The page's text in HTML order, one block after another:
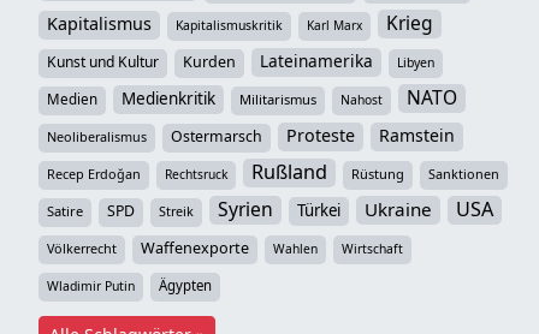
Kapitalismus Kapitalismuskritik Karl Marx Krieg
Kunst und Kultur Kurden Lateinamerika Libyen
Medien Medienkritik Militarismus Nahost NATO
Neoliberalismus Ostermarsch Proteste Ramstein
Recep Erdoğan Rechtsruck Rußland Rüstung Sanktionen
Satire SPD Streik Syrien Türkei Ukraine USA
Völkerrecht Waffenexporte Wahlen Wirtschaft
Wladimir Putin Ägypten